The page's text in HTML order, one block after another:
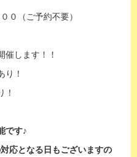
０（ご予約不要）
催します！！
り！
！
です♪
応となる日もございますの